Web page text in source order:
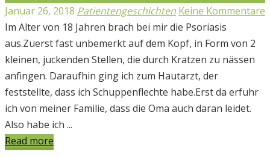
Januar 26, 2018 Patientengeschichten Keine Kommentare
Im Alter von 18 Jahren brach bei mir die Psoriasis
aus.Zuerst fast unbemerkt auf dem Kopf, in Form von 2
kleinen, juckenden Stellen, die durch Kratzen zu nässen
anfingen. Daraufhin ging ich zum Hautarzt, der
feststellte, dass ich Schuppenflechte habe.Erst da erfuhr
ich von meiner Familie, dass die Oma auch daran leidet.
Also habe ich ...
Read more